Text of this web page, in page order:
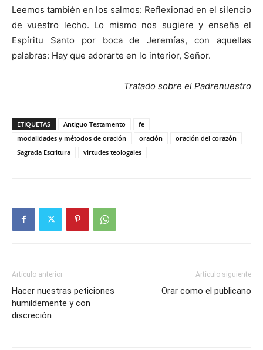
Leemos también en los salmos: Reflexionad en el silencio
de vuestro lecho. Lo mismo nos sugiere y enseña el
Espíritu Santo por boca de Jeremías, con aquellas
palabras: Hay que adorarte en lo interior, Señor.
Tratado sobre el Padrenuestro
ETIQUETAS Antiguo Testamento
fe
modalidades y métodos de oración
oración
oración del corazón
Sagrada Escritura
virtudes teologales
Artículo anterior
Hacer nuestras peticiones
humildemente y con
discreción
Artículo siguiente
Orar como el publicano